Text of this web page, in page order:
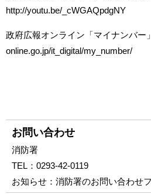
http://youtu.be/_cWGAQpdgNY
政府広報オンライン「マイナンバ
online.go.jp/it_digital/my_number/
お問い合わせ
消防署
TEL： 0293-42-0119
お知らせ： 消防署のお問い合わせ